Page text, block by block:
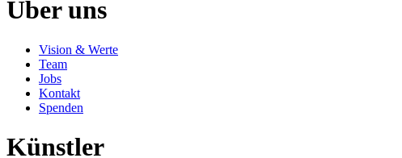
Über uns
Vision & Werte
Team
Jobs
Kontakt
Spenden
Künstler